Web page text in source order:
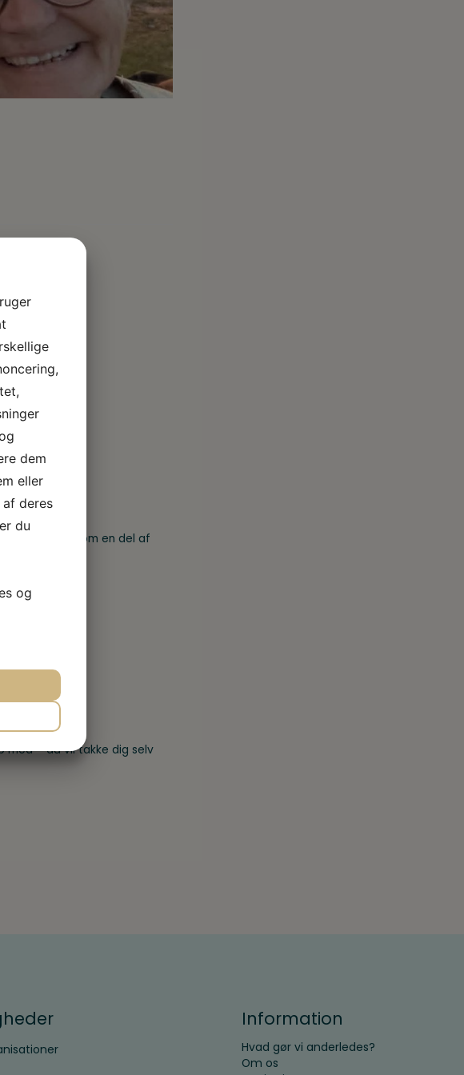
føle dig som en del af
med – du vil takke dig selv
Information
Hvad gør vi anderledes?
Om os
dem
eller
deres
du
og